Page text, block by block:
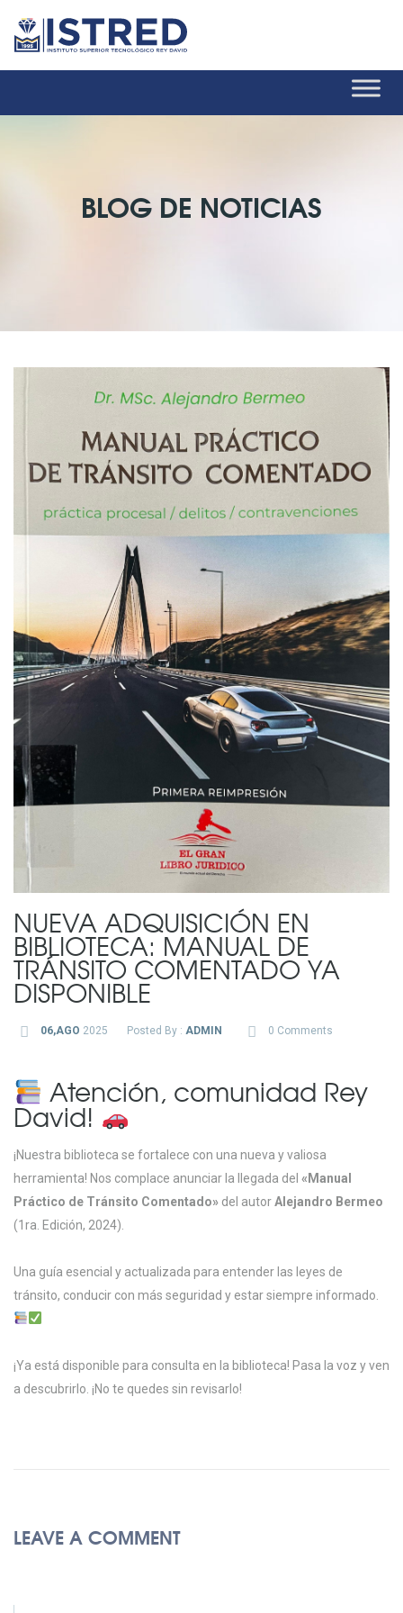
BLOG DE NOTICIAS
NUEVA ADQUISICIÓN EN
BIBLIOTECA: MANUAL DE
TRÁNSITO COMENTADO YA
DISPONIBLE
06,AGO 2025 Posted By : ADMIN 0 Comments
Atención, comunidad Rey
David!
¡Nuestra biblioteca se fortalece con una nueva y valiosa
herramienta! Nos complace anunciar la llegada del «Manual
Práctico de Tránsito Comentado» del autorAlejandro Bermeo
(1ra. Edición, 2024).
Una guía esencial y actualizada para entender las leyes de
tránsito, conducir con más seguridad y estar siempre informado.
¡Ya está disponible para consulta en la biblioteca! Pasa la voz y ven
a descubrirlo. ¡No te quedes sin revisarlo!
LEAVE A COMMENT